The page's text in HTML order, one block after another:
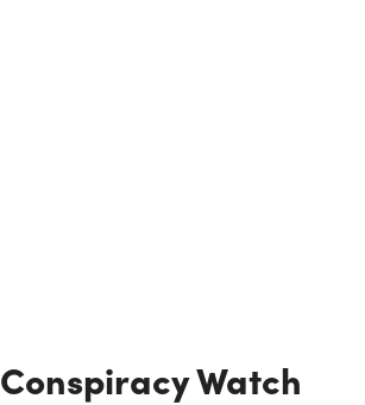
Conspiracy Watch